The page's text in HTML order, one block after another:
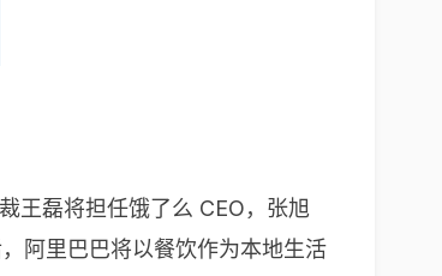
王磊将担任饿了么 CEO，张旭
阿里巴巴将以餐饮作为本地生活